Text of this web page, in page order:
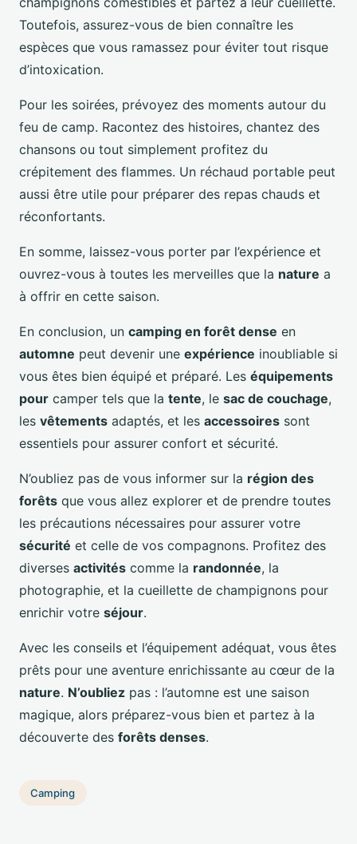
Toutefois, assurez-vous de bien connaître les
espèces que vous ramassez pour éviter tout risque
d’intoxication.
Pour les soirées, prévoyez des moments autour du
feu de camp. Racontez des histoires, chantez des
chansons ou tout simplement profitez du
crépitement des flammes. Un réchaud portable peut
aussi être utile pour préparer des repas chauds et
réconfortants.
En somme, laissez-vous porter par l’expérience et
ouvrez-vous à toutes les merveilles que la nature a
à offrir en cette saison.
En conclusion, un camping en forêt dense en
automne peut devenir une expérience inoubliable si
vous êtes bien équipé et préparé. Les équipements
pour camper tels que la tente, le sac de couchage,
les vêtements adaptés, et les accessoires sont
essentiels pour assurer confort et sécurité.
N’oubliez pas de vous informer sur la région des
forêts que vous allez explorer et de prendre toutes
les précautions nécessaires pour assurer votre
sécurité et celle de vos compagnons. Profitez des
diverses activités comme la randonnée, la
photographie, et la cueillette de champignons pour
enrichir votre séjour.
Avec les conseils et l’équipement adéquat, vous êtes
prêts pour une aventure enrichissante au cœur de la
nature. N’oubliez pas : l’automne est une saison
magique, alors préparez-vous bien et partez à la
découverte des forêts denses.
Camping